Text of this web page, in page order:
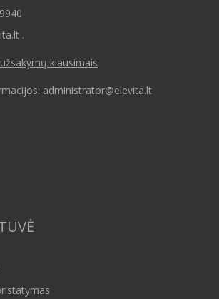
.
klausimais
administrator@elevita.lt